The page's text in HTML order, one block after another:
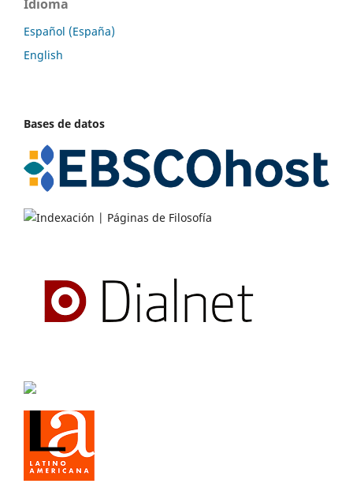
Idioma
Español (España)
English
Bases de datos